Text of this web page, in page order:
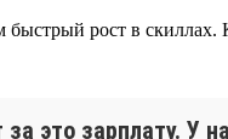
рост в скиллах.
это зарплату. У